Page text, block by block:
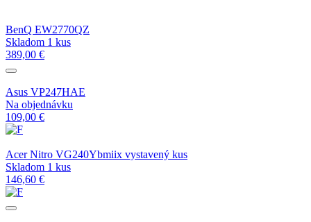
BenQ EW2770QZ
Skladom 1 kus
389,00 €
Asus VP247HAE
Na objednávku
109,00 €
Acer Nitro VG240Ybmiix vystavený kus
Skladom 1 kus
146,60 €